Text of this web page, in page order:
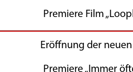
Film
der neuen
„Immer öfter